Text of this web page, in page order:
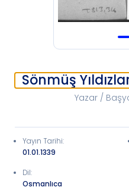
Sönmüş
Yazar /
Yayın Tarihi:
01.01.1339
Dil:
Osmanlıca